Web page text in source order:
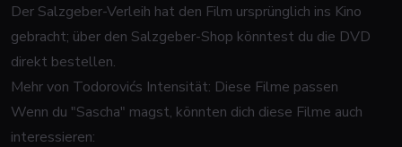
Der Salzgeber-Verleih hat den Film ursprünglich ins Kino
gebracht; über den Salzgeber-Shop könntest du die DVD
direkt bestellen.
Mehr von Todorovićs Intensität: Diese Filme passen
Wenn du "Sascha" magst, könnten dich diese Filme auch
interessieren: